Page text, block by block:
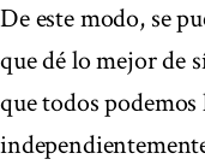
De este modo, se
que dé lo mejor de
que todos podemos